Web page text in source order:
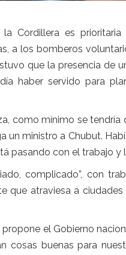
Cordillera es
a los bomberos
que la presencia de
haber servido para
como mínimo se tendría
un ministro a Chubut.
pasando con el trabajo y
complicado”, con
que atraviesa a
el Gobierno
cosas buenas para